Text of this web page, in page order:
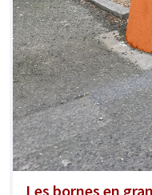
Les bornes en